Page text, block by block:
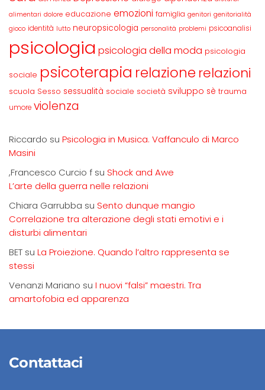
alimentari dolore educazione emozioni famiglia genitori genitorialità
gioco identità lutto neuropsicologia personalità problemi psicoanalisi
psicologia psicologia della moda psicologia
sociale psicoterapia relazione relazioni
scuola Sesso sessualità sociale società sviluppo sè trauma
umore violenza
Riccardo su Psicologia in Musica. Vaffanculo di Marco
Masini
,Francesco Curcio f su Shock and Awe
L’arte della guerra nelle relazioni
Chiara Garrubba su Sento dunque mangio
Correlazione tra alterazione degli stati emotivi e i
disturbi alimentari
BET su La Proiezione. Quando l’altro rappresenta se
stessi
Venanzi Mariano su I nuovi “falsi” maestri. Tra
amartofobia ed apparenza
Contattaci